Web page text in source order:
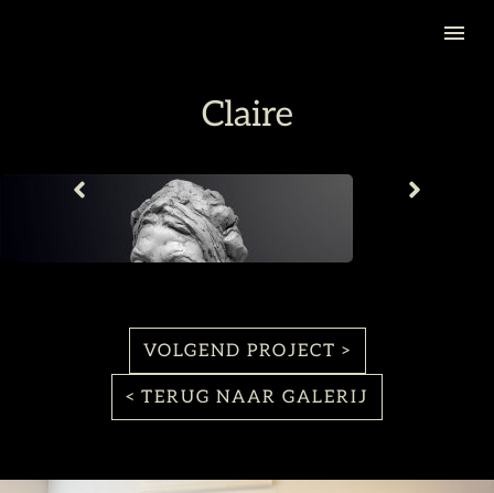
Claire
VOLGEND PROJECT >
< TERUG NAAR GALERIJ